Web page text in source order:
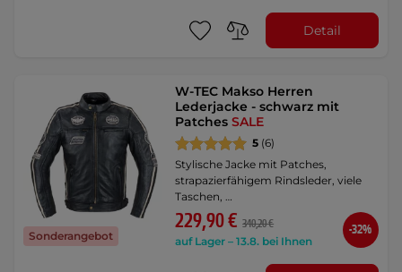
Detail
Sonderangebot
W-TEC Makso Herren
Lederjacke - schwarz mit
PatchesSALE
5 (6)
Stylische Jacke mit Patches,
strapazierfähigem Rindsleder, viele
Taschen, …
229,90 € 340,20 €
auf Lager – 13.8. bei Ihnen
-32%